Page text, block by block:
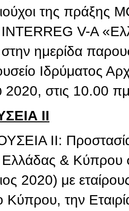
της πράξης
INTERREG V-A
ημερίδα
Ιδρύματος
2020, στις 10.00
ΙΙ
ΙΙ: Προστασία
Ελλάδας & Κύπρου
2020) με
Κύπρου, την